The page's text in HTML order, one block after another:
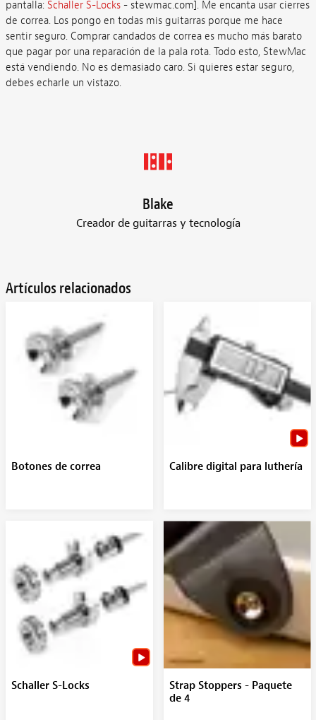
pantalla: Schaller S-Locks- stewmac.com]. Me encanta usar cierres
de correa. Los pongo en todas mis guitarras porque me hace
sentir seguro. Comprar candados de correa es mucho más barato
que pagar por una reparación de la pala rota. Todo esto, StewMac
está vendiendo. No es demasiado caro. Si quieres estar seguro,
debes echarle un vistazo.
Blake
Creador de guitarras y tecnología
Artículos relacionados
Botones de correa Calibre digital para luthería
Schaller S-Locks
Strap Stoppers - Paquete
de 4